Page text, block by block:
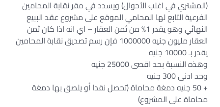
(المشتري في اغلب الأحوال) ويسدد في مقر نقابة المحامين
الفرعية التابع لها المحامي الموقع على مشروع عقد الببيع
النهائي وهو يقدر 1% من ثمن العقار – اي انه اذا كان ثمن
العقار مليون جنيه 1000000 فإن رسم تصديق نقابة المحامين
يقدر بـ 10000 جنيه
وهذه النسبة بحد اقصى 25000 جنيه
وحد ادنى 300 جنيه
+ 50 جنيه دمغة محاماة (تحصل نقدا أو يلصق بها دمغة
محاماة على المشروع)